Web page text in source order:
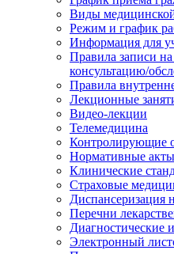
Виды
Режим и график
Информация для
Правила записи
консультацию/
Правила
Лекционные
Видео-лекции
Телемедицина
Контролирующие
Нормативные акты
Клинические
Страховые
Диспансеризация
Перечни
Диагностические
Электронный